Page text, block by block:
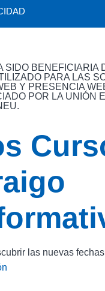
SIDO BENEFICIARIA
PARA LAS
Y PRESENCIA
POR LA UNIÓN
las nuevas fechas